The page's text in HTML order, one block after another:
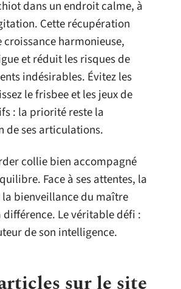
dans un endroit calme, à
Cette récupération
croissance harmonieuse,
et réduit les risques de
indésirables. Évitez les
le frisbee et les jeux de
: la priorité reste la
de ses articulations.
collie bien accompagné
Face à ses attentes, la
bienveillance du maître
Le véritable défi :
de son intelligence.
sur le site